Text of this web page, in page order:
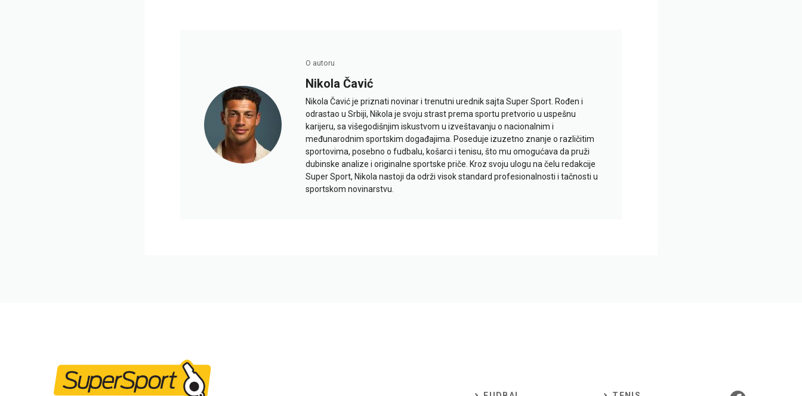
O autoru
Nikola Čavić
Nikola Čavić je priznati novinar i trenutni urednik sajta Super Sport. Rođen i
odrastao u Srbiji, Nikola je svoju strast prema sportu pretvorio u uspešnu
karijeru, sa višegodišnjim iskustvom u izveštavanju o nacionalnim i
međunarodnim sportskim događajima. Poseduje izuzetno znanje o različitim
sportovima, posebno o fudbalu, košarci i tenisu, što mu omogućava da pruži
dubinske analize i originalne sportske priče. Kroz svoju ulogu na čelu redakcije
Super Sport, Nikola nastoji da održi visok standard profesionalnosti i tačnosti u
sportskom novinarstvu.